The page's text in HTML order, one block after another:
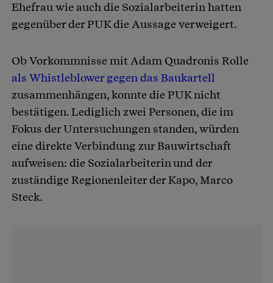
Ehefrau wie auch die Sozialarbeiterin hatten
gegenüber der PUK die Aussage verweigert.
Ob Vorkommnisse mit Adam Quadronis Rolle
als Whistleblower gegen das Baukartell
zusammenhängen, konnte die PUK nicht
bestätigen. Lediglich zwei Personen, die im
Fokus der Untersuchungen standen, würden
eine direkte Verbindung zur Bauwirtschaft
aufweisen: die Sozialarbeiterin und der
zuständige Regionenleiter der Kapo, Marco
Steck.